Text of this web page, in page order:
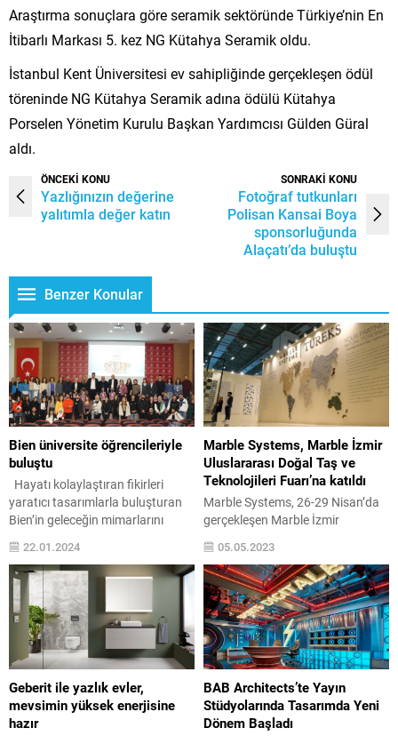
Araştırma sonuçlara göre seramik sektöründe Türkiye’nin En
İtibarlı Markası 5. kez NG Kütahya Seramik oldu.
İstanbul Kent Üniversitesi ev sahipliğinde gerçekleşen ödül
töreninde NG Kütahya Seramik adına ödülü Kütahya
Porselen Yönetim Kurulu Başkan Yardımcısı Gülden Güral
aldı.
ÖNCEKİ KONU
Yazlığınızın değerine
yalıtımla değer katın
SONRAKİ KONU
Fotoğraf tutkunları
Polisan Kansai Boya
sponsorluğunda
Alaçatı’da buluştu
Benzer Konular
Bien üniversite öğrencileriyle
buluştu
Hayatı kolaylaştıran fikirleri
yaratıcı tasarımlarla buluşturan
Bien’in geleceğin mimarlarını
sektöre hazırlamak için hayata
geçirdiği Academia programı yeni
dönemine başladı. Ankara OSTİM
Teknik Üniversitesi Mimarlık ve
Tasarım Fakültesi’nde İç Mimarlık
ve Çevre Tasarımı Bölümünde 70
öğrenciyle buluşan
Bien, Academia programı
kapsamında yıl boyunca farklı
üniversitelerde öğrencilere eğitim
vermeye devam edecek.
22.01.2024
Marble Systems, Marble İzmir
Uluslararası Doğal Taş ve
Teknolojileri Fuarı’na katıldı
Marble Systems, 26-29 Nisan’da
gerçekleşen Marble İzmir
Uluslararası Doğal Taş ve
Teknolojileri Fuarı’nda yeni
koleksiyonunu ve projelerini
tanıttı. Tureks Turunç Madencilik
şemsiyesi altında yer alan Marble
Systems, doğal taş sektöründe
dünyanın en önemli
buluşmalarından biri olan ve 28.’si
gerçekleştirilen Marble İzmir
Uluslararası Doğal Taş ve
Teknolojileri Fuarı’na katıldı.
05.05.2023
Geberit ile yazlık evler,
mevsimin yüksek enerjisine
hazır
BAB Architects’te Yayın
Stüdyolarında Tasarımda Yeni
Dönem Başladı